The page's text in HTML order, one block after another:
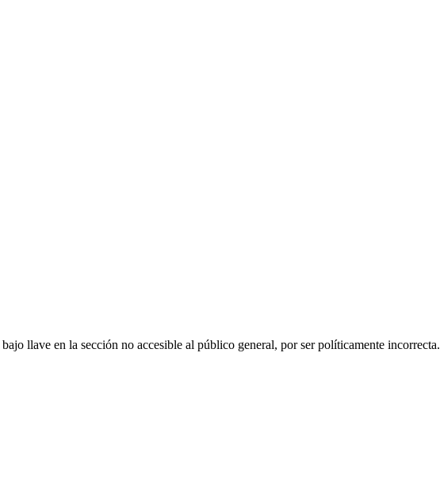
llave en la sección no accesible al público general, por ser políticamente incorrecta.